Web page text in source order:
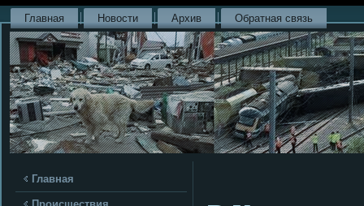
Главная Новости Архив Обратная связь
Главная